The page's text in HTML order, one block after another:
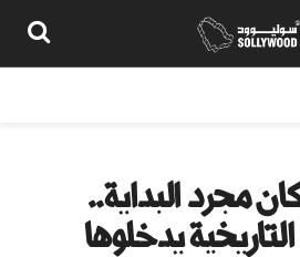
مجرد البداية..
يدخلوها